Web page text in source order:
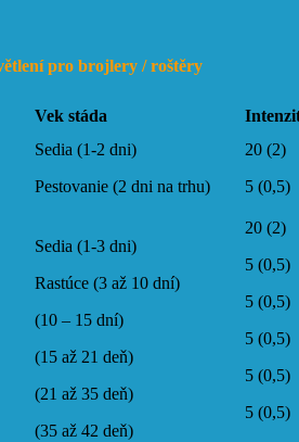
pro brojlery / roštěry
Vek stáda
Sedia (1-2 dni)
Pestovanie (2 dni na trhu)
20 (2)
5 (0,5)
Sedia (1-3 dni)
Rastúce (3 až 10 dní)
(10 – 15 dní)
(15 až 21 deň)
(21 až 35 deň)
(35 až 42 deň)
20 (2)
5 (0,5)
5 (0,5)
5 (0,5)
5 (0,5)
5 (0,5)